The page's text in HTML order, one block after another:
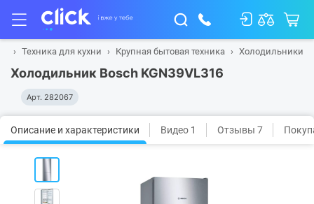
Техника для кухни Крупная бытовая техника Холодильники
Холодильник Bosch KGN39VL316
Арт. 282067
Описание и характеристики Видео 1 Отзывы 7